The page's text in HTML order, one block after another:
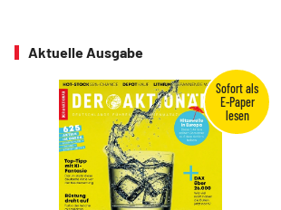
Aktuelle Ausgabe